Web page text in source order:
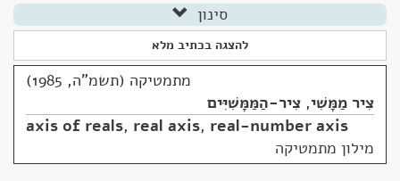
סינון
להצגה בכתיב מלא
מתמטיקה (תשמ"ה, 1985)
צִיר מַמָּשִׁי, צִיר-הַמַּמָּשִׁיִּים
axis of reals, real axis, real-number axis
מילון מתמטיקה